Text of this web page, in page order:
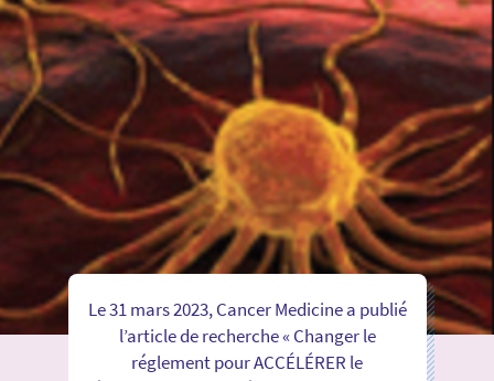
Le 31 mars 2023, Cancer Medicine a publié
l’article de recherche « Changer le
réglement pour ACCÉLÉRER le